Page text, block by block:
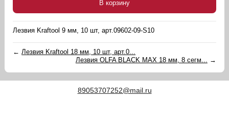
В корзину
Лезвия Kraftool 9 мм, 10 шт, арт.09602-09-S10
←Лезвия Kraftool 18 мм, 10 шт, арт.0...
Лезвия OLFA BLACK MAX 18 мм, 8 сегм... →
89053707252@mail.ru